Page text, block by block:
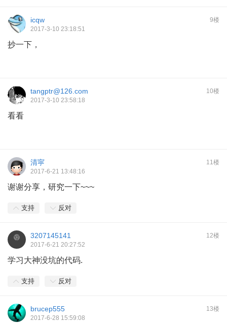
9楼
icqw
2017-3-10 23:18:51
抄一下，
10楼
tangptr@126.com
2017-3-10 23:58:18
看看
11楼
清寜
2017-6-21 13:48:16
谢谢分享，研究一下~~~
支持 反对
12楼
3207145141
2017-6-21 20:27:52
学习大神没坑的代码.
支持 反对
13楼
brucep555
2017-6-28 15:59:08